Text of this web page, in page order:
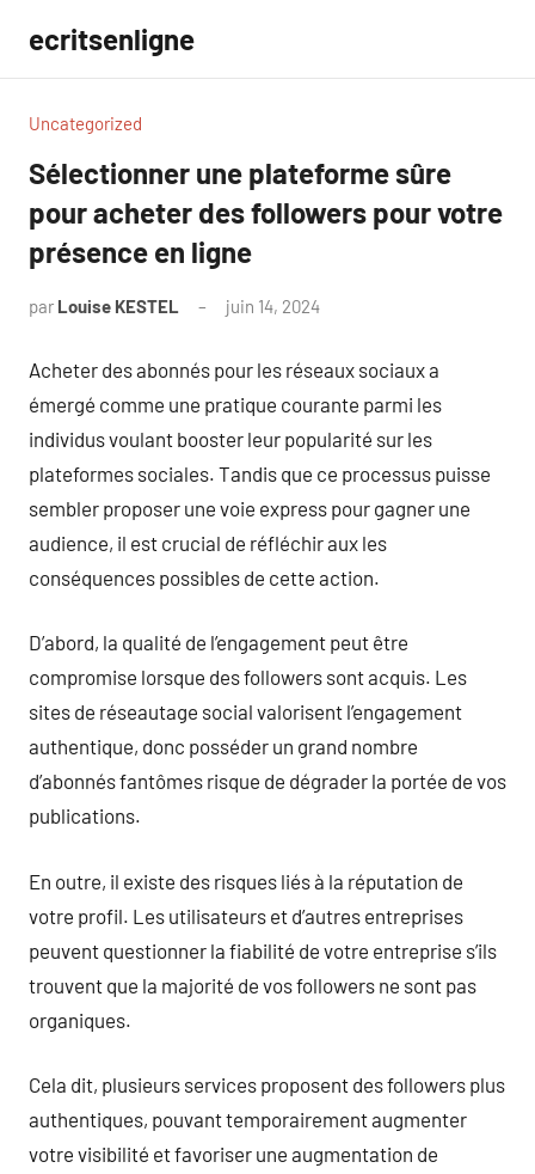
contenu
ecritsenligne
Uncategorized
Sélectionner une plateforme sûre
pour acheter des followers pour votre
présence en ligne
par Louise KESTEL juin 14, 2024
Acheter des abonnés pour les réseaux sociaux a
émergé comme une pratique courante parmi les
individus voulant booster leur popularité sur les
plateformes sociales. Tandis que ce processus puisse
sembler proposer une voie express pour gagner une
audience, il est crucial de réfléchir aux les
conséquences possibles de cette action.
D’abord, la qualité de l’engagement peut être
compromise lorsque des followers sont acquis. Les
sites de réseautage social valorisent l’engagement
authentique, donc posséder un grand nombre
d’abonnés fantômes risque de dégrader la portée de vos
publications.
En outre, il existe des risques liés à la réputation de
votre profil. Les utilisateurs et d’autres entreprises
peuvent questionner la fiabilité de votre entreprise s’ils
trouvent que la majorité de vos followers ne sont pas
organiques.
Cela dit, plusieurs services proposent des followers plus
authentiques, pouvant temporairement augmenter
votre visibilité et favoriser une augmentation de